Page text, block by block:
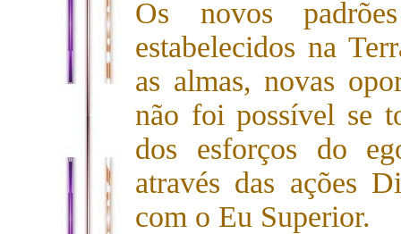
Os novos
estabelecidos na
as almas, novas
não foi possível se
dos esforços do
através das ações
com o Eu Superior.